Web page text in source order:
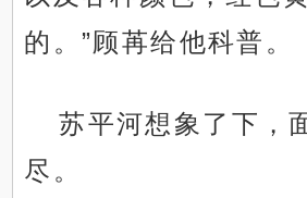
的。”顾苒给他科普。
苏平河想象了下，
尽。